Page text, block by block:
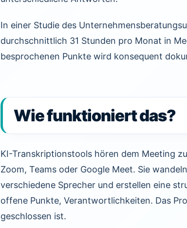
In einer Studie des
durchschnittlich 31 Stunden pro Monat in
besprochenen Punkte wird konsequent
Wie funktioniert das?
KI-Transkriptionstools hören dem Meeting
Zoom, Teams oder Google Meet. Sie
verschiedene Sprecher und erstellen eine
offene Punkte, Verantwortlichkeiten. Das
geschlossen ist.